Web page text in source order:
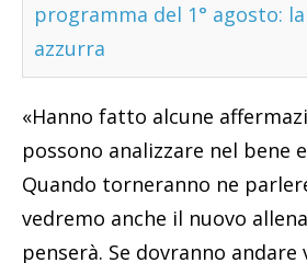
programma del 1° agosto:
azzurra
«Hanno fatto alcune
possono analizzare nel bene
Quando torneranno ne
vedremo anche il nuovo
penserà. Se dovranno andare